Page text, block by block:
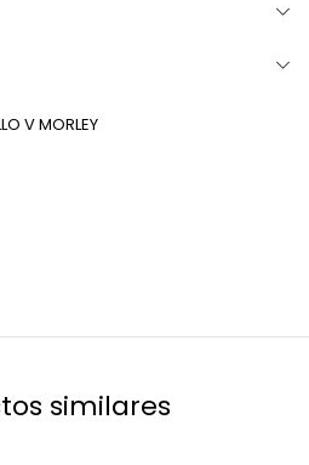
V MORLEY
similares